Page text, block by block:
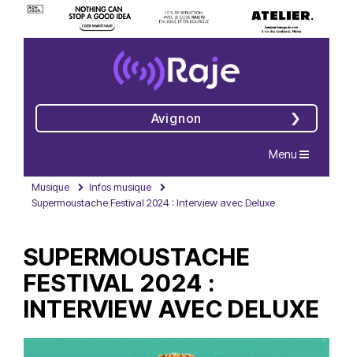
Avignon
Navigation
Menu
Musique
Infos musique
Supermoustache Festival 2024 : Interview avec Deluxe
SUPERMOUSTACHE
FESTIVAL 2024 :
INTERVIEW AVEC DELUXE